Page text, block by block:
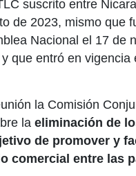
suscrito entre
de 2023, mismo que
Nacional el 17 de
que entró en vigencia
la Comisión
la eliminación de
de promover y
comercial entre las